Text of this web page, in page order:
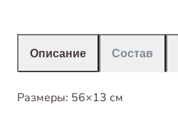
Описание Состав
Размеры: 56×13 см